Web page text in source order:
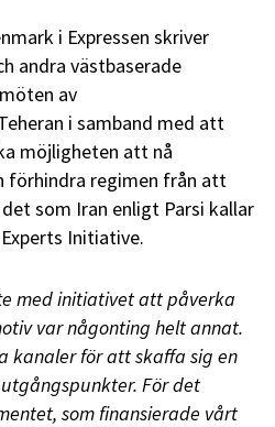
i Expressen skriver
andra västbaserade
av
i samband med att
möjligheten att nå
förhindra regimen från att
som Iran enligt Parsi kallar
Initiative.
med initiativet att påverka
var någonting helt annat.
kanaler för att skaffa sig en
För det
som finansierade vårt